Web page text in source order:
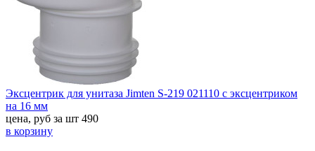
Эксцентрик для унитаза Jimten S-219 021110 с эксцентриком
на 16 мм
цена, руб за шт 490
в корзину